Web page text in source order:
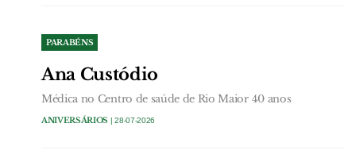
PARABÉNS
Ana Custódio
Médica no Centro de saúde de Rio Maior 40 anos
ANIVERSÁRIOS | 28-07-2026